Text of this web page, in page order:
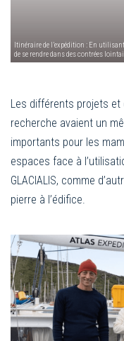
Itinéraire de l’expédition : En
de se rendre dans des contrées
Les différents projets
recherche avaient un
importants pour les
espaces face à
GLACIALIS, comme
pierre à l’édifice.